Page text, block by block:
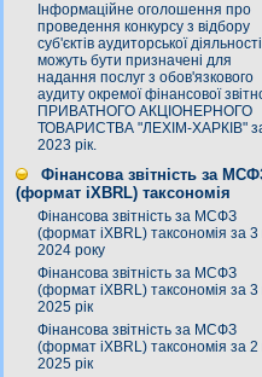
Інформаційне оголошення про
проведення конкурсу з відбору
суб'єктів аудиторської
можуть бути призначені для
надання послуг з обов'язкового
аудиту окремої фінансової
ПРИВАТНОГО АКЦІОНЕРНОГО
ТОВАРИСТВА "ЛЕХІМ-ХАРКІВ"
2023 рік.
Фінансова звітність за
(формат iXBRL) таксономія
Фінансова звітність за МСФЗ
(формат iXBRL) таксономія за 3
2024 року
Фінансова звітність за МСФЗ
(формат iXBRL) таксономія за 3
2025 рік
Фінансова звітність за МСФЗ
(формат iXBRL) таксономія за 2
2025 рік